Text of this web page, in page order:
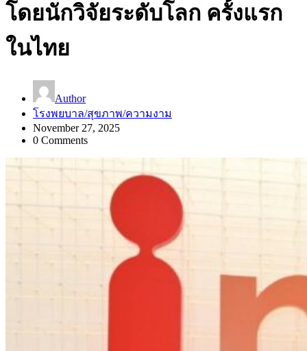
โดยนักวิจัยระดับโลก ครั้งแรก
ในไทย
Author
โรงพยบาล/สุขภาพ/ความงาม
November 27, 2025
0 Comments